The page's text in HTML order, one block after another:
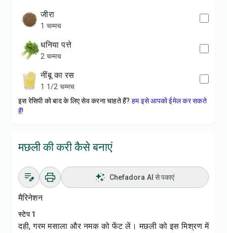
जीरा
1 चम्मच
धनिया पत्ते
2 चम्मच
नींबू का रस
1 1/2 चम्मच
इस रेसिपी को बाद के लिए सेव करना चाहते हैं? हम इसे आपको ईमेल कर सकते
हैं!
मछली की करी कैसे बनाएं
Chefadora AI से पकाएं
मैरिनेशन
स्टेप 1
दही, गरम मसाला और नमक को फेंट लें। मछली को इस मिश्रण में